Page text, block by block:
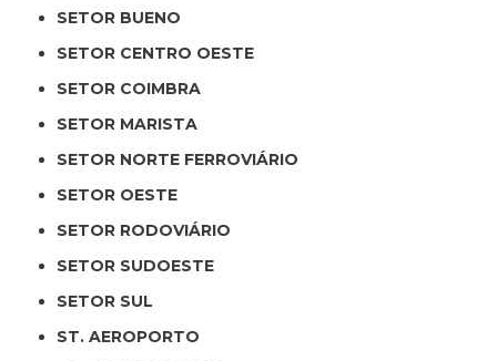
SETOR BUENO
SETOR CENTRO OESTE
SETOR COIMBRA
SETOR MARISTA
SETOR NORTE FERROVIÁRIO
SETOR OESTE
SETOR RODOVIÁRIO
SETOR SUDOESTE
SETOR SUL
ST. AEROPORTO